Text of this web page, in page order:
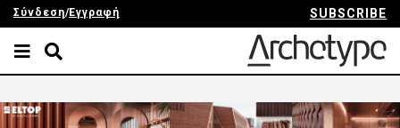
Σύνδεση/Εγγραφή SUBSCRIBE